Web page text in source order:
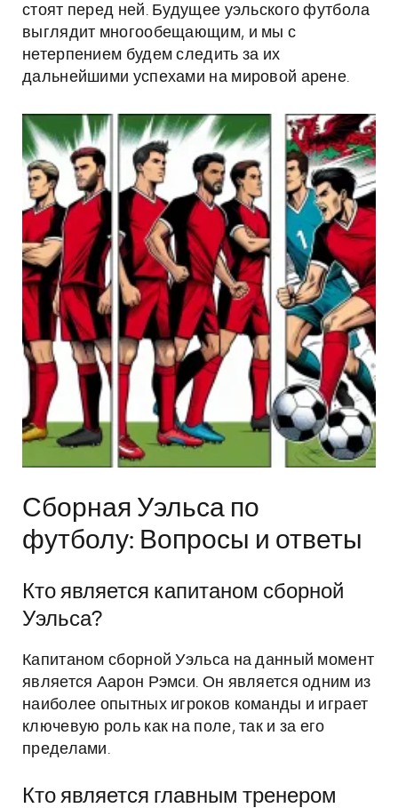
стоят перед ней. Будущее уэльского футбола
выглядит многообещающим, и мы с
нетерпением будем следить за их
дальнейшими успехами на мировой арене.
Сборная Уэльса по
футболу: Вопросы и ответы
Кто является капитаном сборной
Уэльса?
Капитаном сборной Уэльса на данный момент
является Аарон Рэмси. Он является одним из
наиболее опытных игроков команды и играет
ключевую роль как на поле, так и за его
пределами.
Кто является главным тренером